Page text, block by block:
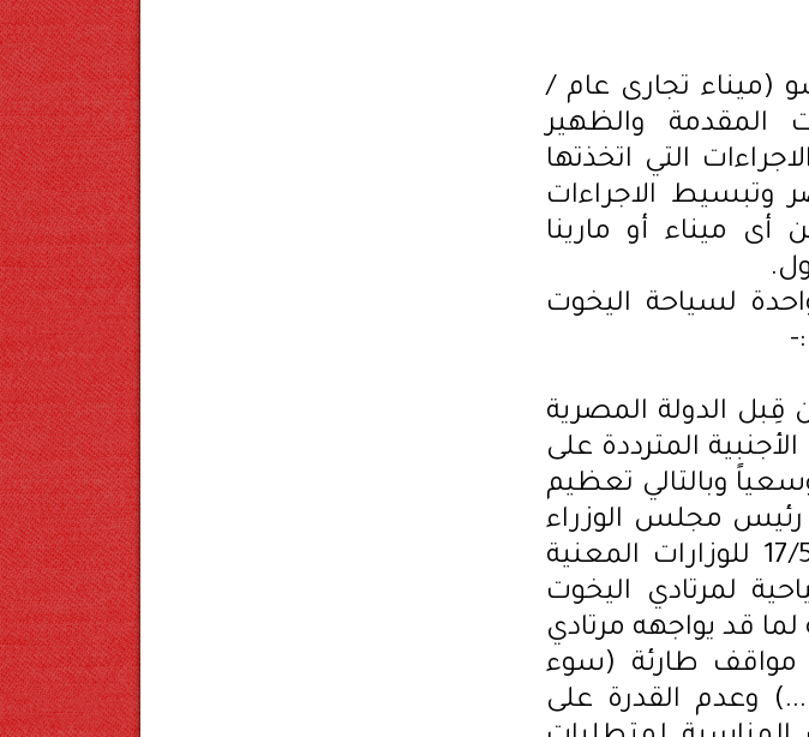
(ميناء تجارى عام /
المقدمة والظهير
التي اتخذتها
وتبسيط الاجراءات
أى ميناء أو مارينا
لسياحة اليخوت
قِبل الدولة المصرية
المترددة على
وبالتالي تعظيم
رئيس مجلس الوزراء
خلال إجتماع مجلس الوزراء المنعقد بتاريخ 17/5/2023 للوزارات المعنية
لمرتادي اليخوت
يوم " وذلك نتيجة لما قد يواجهه مرتادي
مواقف طارئة (سوء
وعدم القدرة على